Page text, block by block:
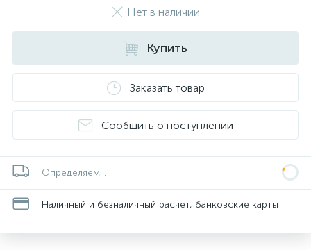
Нет в наличии
Купить
Заказать товар
Сообщить о поступлении
Определяем...
Наличный и безналичный расчет, банковские карты